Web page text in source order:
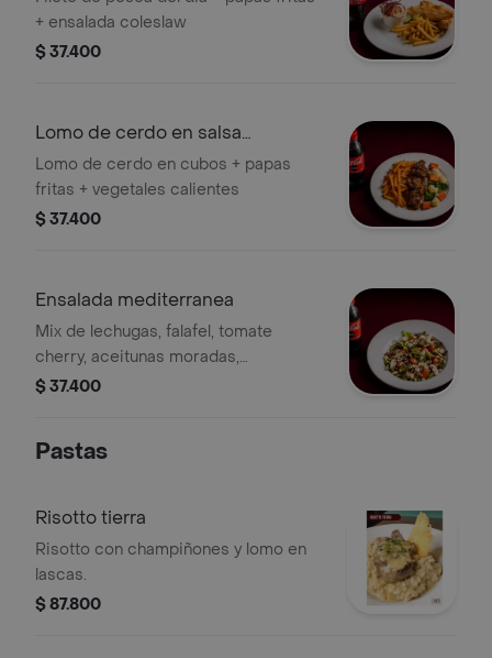
+ ensalada coleslaw
$ 37.400
Lomo de cerdo en salsa
agridulce
Lomo de cerdo en cubos + papas
fritas + vegetales calientes
$ 37.400
Ensalada mediterranea
Mix de lechugas, falafel, tomate
cherry, aceitunas moradas,
almendras, cebolla caramelizada,
$ 37.400
Pastas
Risotto tierra
Risotto con champiñones y lomo en
lascas.
$ 87.800